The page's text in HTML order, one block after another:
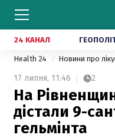
24 КАНАЛ
Health 24 Новини про
17 липня, 11:46 2
На
дістали 9-
гельмінта